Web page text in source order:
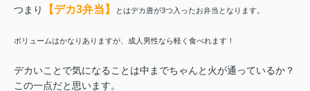
つまり 【デカ3弁当】 とはデカ唐が3つ入ったお弁当となります。
ボリュームはかなりありますが、成人男性なら軽く食べれます！
デカいことで気になることは中までちゃんと火が通っているか？
この一点だと思います。